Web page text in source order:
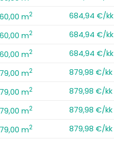
60,00 m2
684,94 €/kk
60,00 m2
684,94 €/kk
60,00 m2
684,94 €/kk
79,00 m2
879,98 €/kk
79,00 m2
879,98 €/kk
79,00 m2
879,98 €/kk
79,00 m2
879,98 €/kk